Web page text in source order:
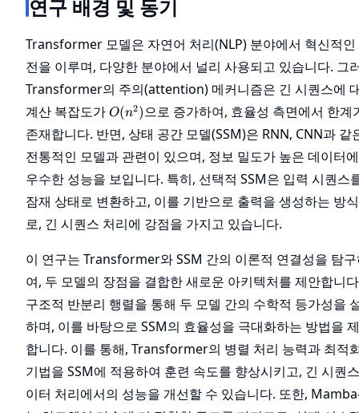
연구 배경 및 동기
Transformer 모델은 자연어 처리(NLP) 분야에서 혁신적인
전을 이루며, 다양한 분야에서 널리 사용되고 있습니다. 그
Transformer의 주의(attention) 메커니즘은 긴 시퀀스에
계산 복잡도가 O(n^2)
O(n2)으로 증가하여, 효율성 측면에서 한계
존재합니다. 반면, 상태 공간 모델(SSM)은 RNN, CNN과 같
전통적인 모델과 관련이 있으며, 정보 밀도가 높은 데이터
우수한 성능을 보입니다. 특히, 선택적 SSM은 입력 시퀀스
잠재 상태로 변환하고, 이를 기반으로 출력을 생성하는 방
로, 긴 시퀀스 처리에 강점을 가지고 있습니다.
이 연구는 Transformer와 SSM 간의 이론적 연결성을 탐
여, 두 모델의 장점을 결합한 새로운 아키텍처를 제안합니
구조적 반분리 행렬을 통해 두 모델 간의 수학적 등가성을
하며, 이를 바탕으로 SSM의 효율성을 극대화하는 방법을
합니다. 이를 통해, Transformer의 병렬 처리 능력과 최적
기법을 SSM에 적용하여 훈련 속도를 향상시키고, 긴 시퀀
이터 처리에서의 성능을 개선할 수 있습니다. 또한,